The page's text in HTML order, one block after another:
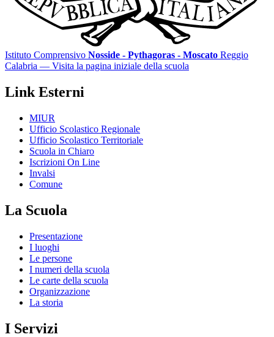
Istituto Comprensivo Nosside - Pythagoras - Moscato Reggio
Calabria — Visita la pagina iniziale della scuola
Link Esterni
MIUR
Ufficio Scolastico Regionale
Ufficio Scolastico Territoriale
Scuola in Chiaro
Iscrizioni On Line
Invalsi
Comune
La Scuola
Presentazione
I luoghi
Le persone
I numeri della scuola
Le carte della scuola
Organizzazione
La storia
I Servizi